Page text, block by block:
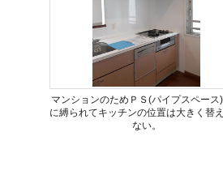
マンションのためＰＳ(パイプスペース
に縛られてキッチンの位置は大きく替
ない。